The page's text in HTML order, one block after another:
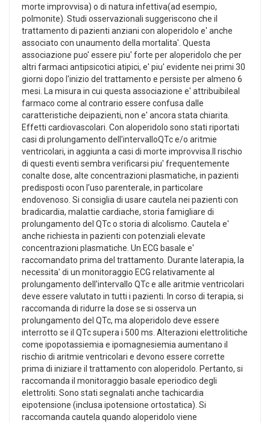
morte improvvisa) o di natura infettiva(ad esempio,
polmonite). Studi osservazionali suggeriscono che il
trattamento di pazienti anziani con aloperidolo e' anche
associato con unaumento della mortalita'. Questa
associazione puo' essere piu' forte per aloperidolo che per
altri farmaci antipsicotici atipici, e' piu' evidente nei primi 30
giorni dopo l'inizio del trattamento e persiste per almeno 6
mesi. La misura in cui questa associazione e' attribuibileal
farmaco come al contrario essere confusa dalle
caratteristiche deipazienti, non e' ancora stata chiarita.
Effetti cardiovascolari. Con aloperidolo sono stati riportati
casi di prolungamento dell'intervalloQTc e/o aritmie
ventricolari, in aggiunta a casi di morte improvvisa.Il rischio
di questi eventi sembra verificarsi piu' frequentemente
conalte dose, alte concentrazioni plasmatiche, in pazienti
predisposti ocon l'uso parenterale, in particolare
endovenoso. Si consiglia di usare cautela nei pazienti con
bradicardia, malattie cardiache, storia famigliare di
prolungamento del QTc o storia di alcolismo. Cautela e'
anche richiesta in pazienti con potenziali elevate
concentrazioni plasmatiche. Un ECG basale e'
raccomandato prima del trattamento. Durante laterapia, la
necessita' di un monitoraggio ECG relativamente al
prolungamento dell'intervallo QTc e alle aritmie ventricolari
deve essere valutato in tutti i pazienti. In corso di terapia, si
raccomanda di ridurre la dose se si osserva un
prolungamento del QTc, ma aloperidolo deve essere
interrotto se il QTc supera i 500 ms. Alterazioni elettrolitiche
come ipopotassiemia e ipomagnesiemia aumentano il
rischio di aritmie ventricolari e devono essere corrette
prima di iniziare il trattamento con aloperidolo. Pertanto, si
raccomanda il monitoraggio basale eperiodico degli
elettroliti. Sono stati segnalati anche tachicardia
eipotensione (inclusa ipotensione ortostatica). Si
raccomanda cautela quando aloperidolo viene